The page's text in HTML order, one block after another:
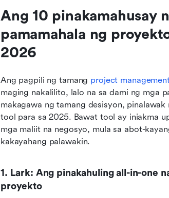
Ang 10 pinakamahusay
pamamahala ng
2026
Ang pagpili ng tamang project
maging nakalilito, lalo na sa dami ng mga
makagawa ng tamang desisyon,
tool para sa 2025. Bawat tool ay iniakma
mga maliit na negosyo, mula sa abot-
kakayahang palawakin.
1. Lark: Ang pinakahuling all-in-one
proyekto